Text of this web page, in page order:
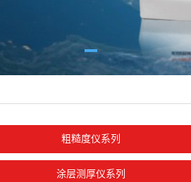
粗糙度仪系列
涂层测厚仪系列